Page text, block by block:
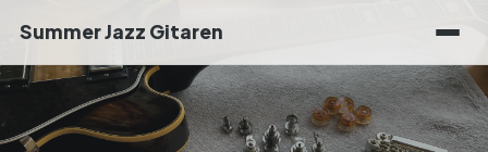
Summer Jazz Gitaren